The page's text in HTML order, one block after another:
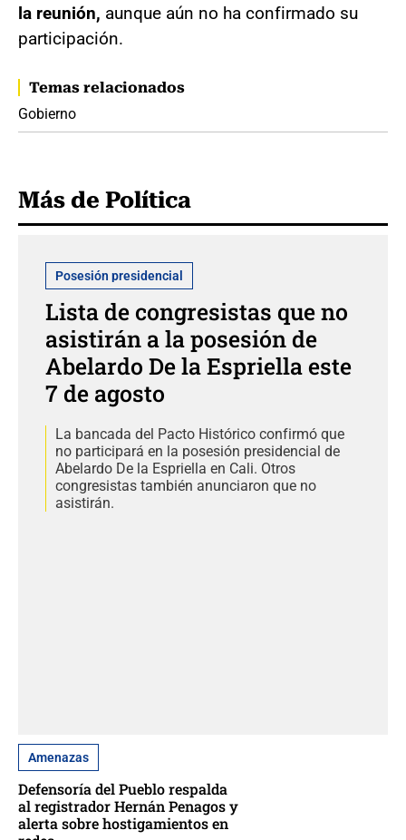
la reunión, aunque aún no ha confirmado su
participación.
Temas relacionados
Gobierno
Más de Política
Posesión presidencial
Lista de congresistas que no
asistirán a la posesión de
Abelardo De la Espriella este
7 de agosto
La bancada del Pacto Histórico confirmó que
no participará en la posesión presidencial de
Abelardo De la Espriella en Cali. Otros
congresistas también anunciaron que no
asistirán.
Amenazas
Defensoría del Pueblo respalda
al registrador Hernán Penagos y
alerta sobre hostigamientos en